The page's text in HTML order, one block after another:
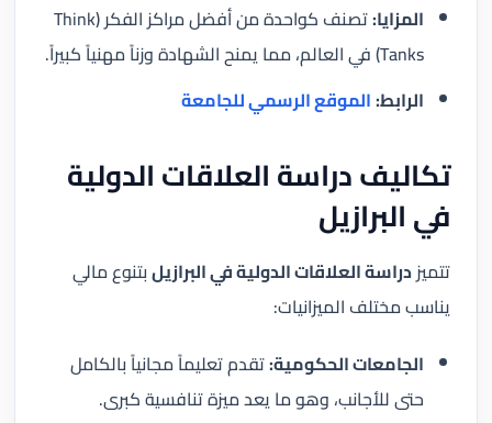
المزايا:
تصنف كواحدة من أفضل مراكز الفكر (Think
Tanks) في العالم، مما يمنح الشهادة وزناً مهنياً كبيراً.
الرابط:الموقع الرسمي للجامعة
تكاليف دراسة العلاقات الدولية
في البرازيل
تتميزدراسة العلاقات الدولية في البرازيلبتنوع مالي
يناسب مختلف الميزانيات:
الجامعات الحكومية:تقدم تعليماً مجانياً بالكامل
حتى للأجانب، وهو ما يعد ميزة تنافسية كبرى.